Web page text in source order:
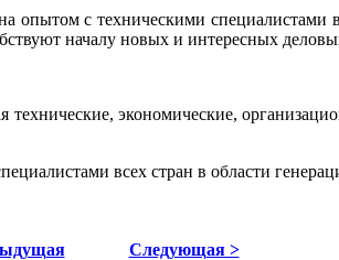
опытом с техническими
началу новых и интересных
экономические,
всех стран в области
Следующая >